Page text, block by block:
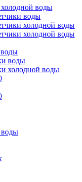
воды
воды
холодной воды
холодной воды
воды
холодной воды
воды